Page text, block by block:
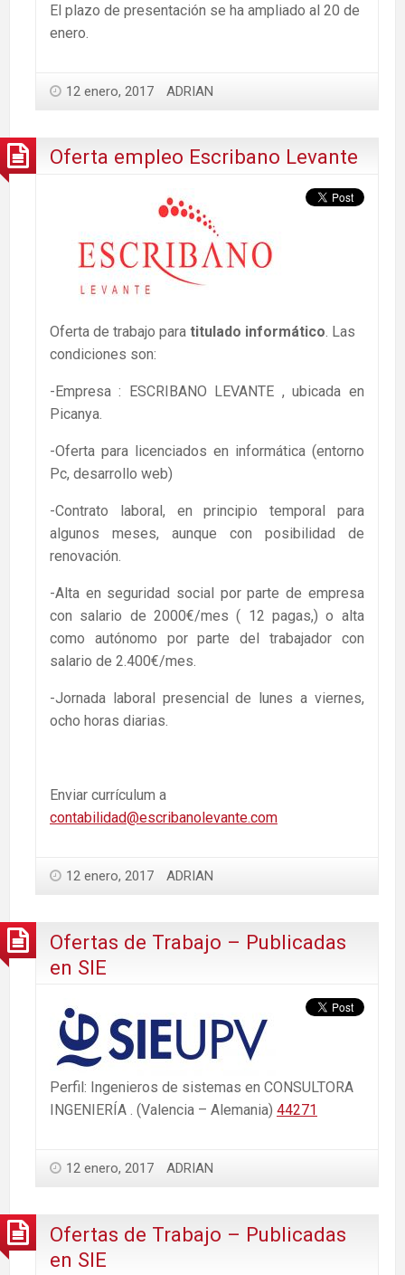
El plazo de presentación se ha ampliado al 20 de
enero.
12 enero, 2017 ADRIAN
Oferta empleo Escribano Levante
Oferta de trabajo para titulado informático. Las
condiciones son:
-Empresa : ESCRIBANO LEVANTE , ubicada en
Picanya.
-Oferta para licenciados en informática (entorno
Pc, desarrollo web)
-Contrato laboral, en principio temporal para
algunos meses, aunque con posibilidad de
renovación.
-Alta en seguridad social por parte de empresa
con salario de 2000€/mes ( 12 pagas,) o alta
como autónomo por parte del trabajador con
salario de 2.400€/mes.
-Jornada laboral presencial de lunes a viernes,
ocho horas diarias.
Enviar currículum a
contabilidad@escribanolevante.com
12 enero, 2017 ADRIAN
Ofertas de Trabajo – Publicadas
en SIE
Perfil: Ingenieros de sistemas en CONSULTORA
INGENIERÍA . (Valencia – Alemania) 44271
12 enero, 2017 ADRIAN
Ofertas de Trabajo – Publicadas
en SIE